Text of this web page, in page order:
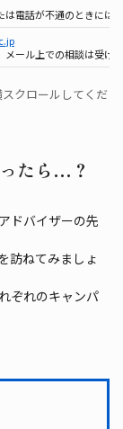
電話が不通のときには
ール上での相談は受け
クロールしてくだ
たら…？
ドバイザーの先
訪ねてみましょ
ぞれのキャンパ